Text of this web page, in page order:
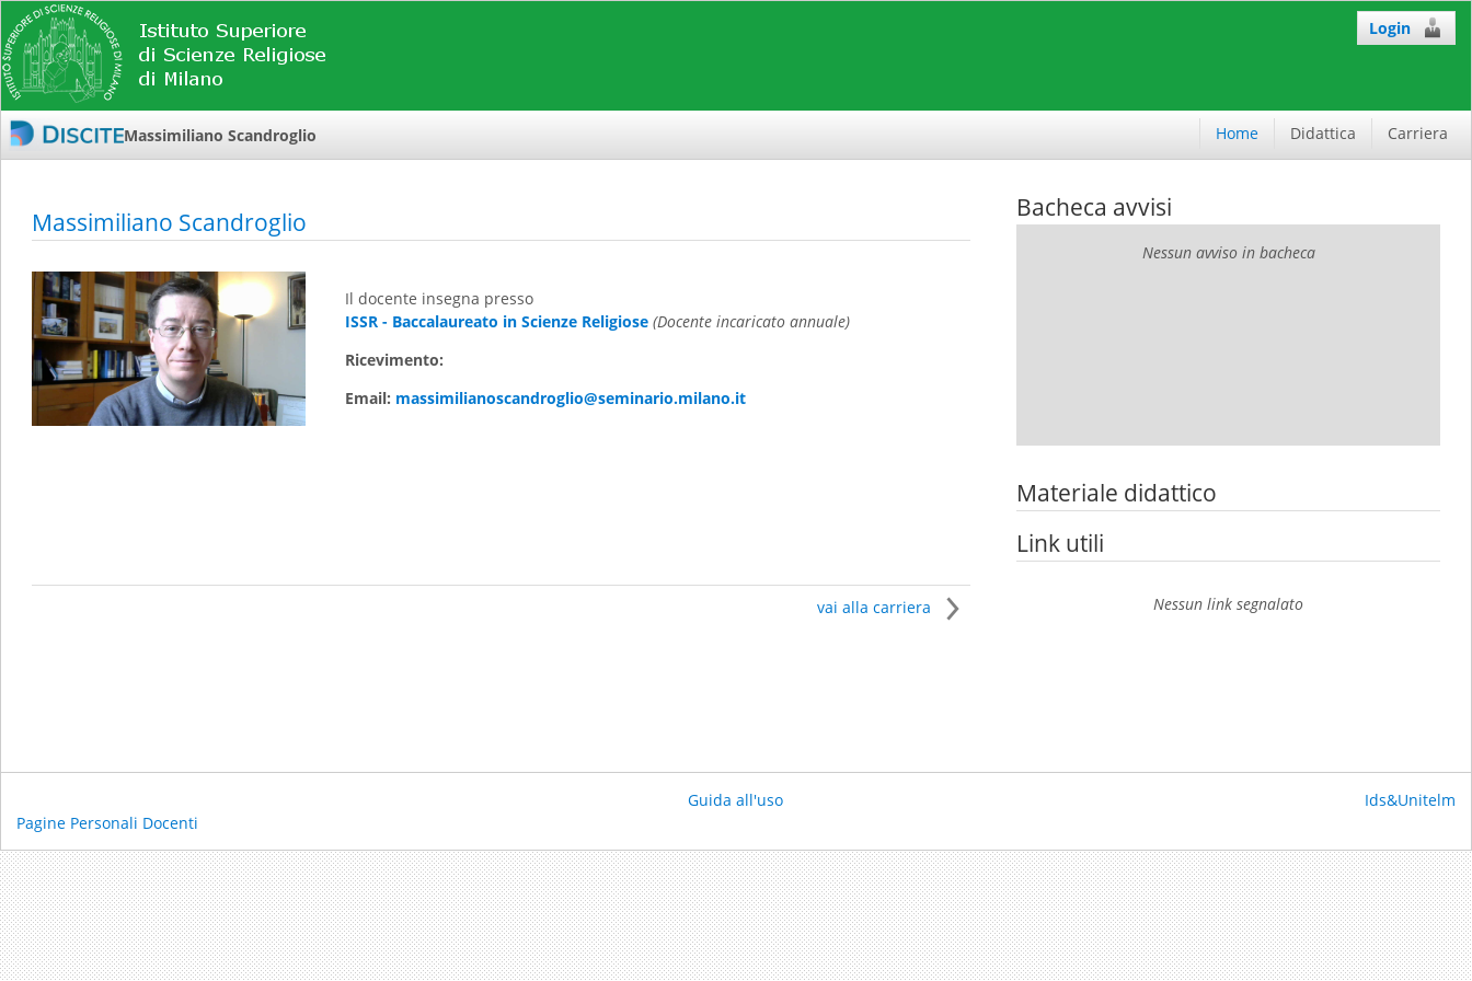
Login
Massimiliano Scandroglio Home Didattica Carriera
Massimiliano Scandroglio
Il docente insegna presso
ISSR - Baccalaureato in Scienze Religiose (Docente incaricato annuale)
Ricevimento:
Email: massimilianoscandroglio@seminario.milano.it
vai alla carriera
Bacheca avvisi
Nessun avviso in bacheca
Materiale didattico
Link utili
Nessun link segnalato
Pagine Personali Docenti
Guida all'uso Ids&Unitelm